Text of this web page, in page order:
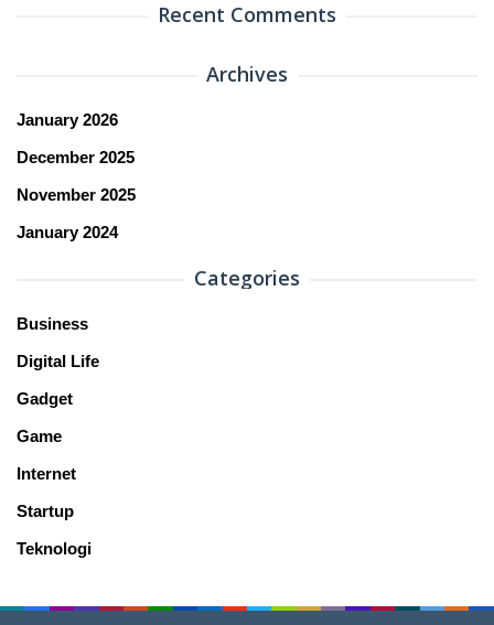
Recent Comments
Archives
January 2026
December 2025
November 2025
January 2024
Categories
Business
Digital Life
Gadget
Game
Internet
Startup
Teknologi